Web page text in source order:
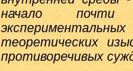
начало почти
теоретических
противоречивых